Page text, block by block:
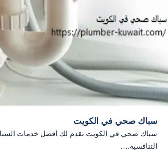
سباك صحي في الكويت
سباك صحي في الكويت نقدم لك أفضل خدمات
التنافسية.…